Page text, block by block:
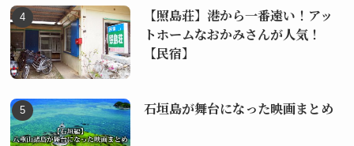
【照島荘】港から一番遠い！アッ
トホームなおかみさんが人気！
【民宿】
石垣島が舞台になった映画まとめ